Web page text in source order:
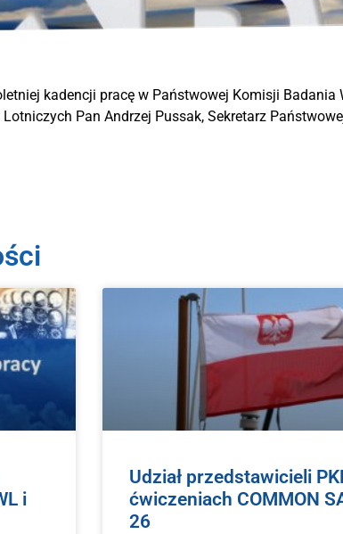
kadencji pracę w Państwowej Komisji
Pan Andrzej Pussak, Sekretarz
i
Udział przedstawicieli
ćwiczeniach COMMON
26